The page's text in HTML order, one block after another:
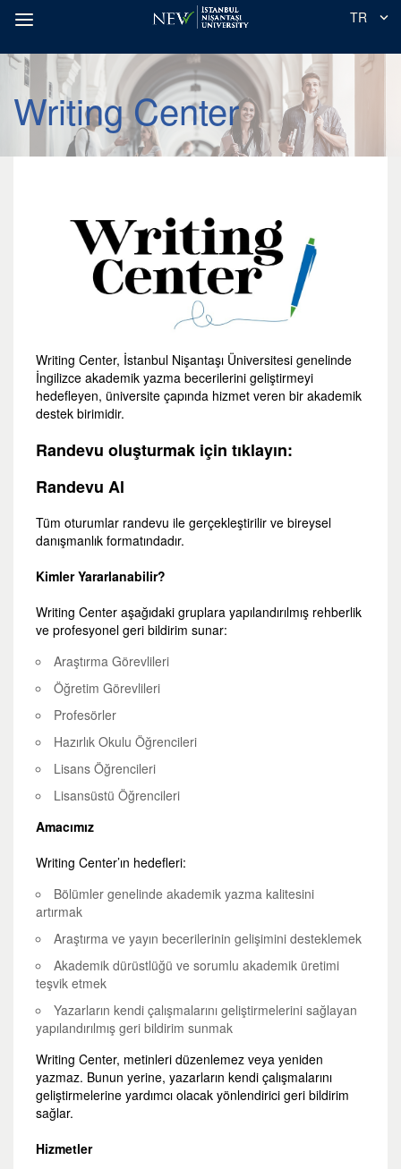
TR
Writing Center
Writing Center, İstanbul Nişantaşı Üniversitesi genelinde
İngilizce akademik yazma becerilerini geliştirmeyi
hedefleyen, üniversite çapında hizmet veren bir akademik
destek birimidir.
Randevu oluşturmak için tıklayın:
Randevu Al
Tüm oturumlar randevu ile gerçekleştirilir ve bireysel
danışmanlık formatındadır.
Kimler Yararlanabilir?
Writing Center aşağıdaki gruplara yapılandırılmış rehberlik
ve profesyonel geri bildirim sunar:
Araştırma Görevlileri
Öğretim Görevlileri
Profesörler
Hazırlık Okulu Öğrencileri
Lisans Öğrencileri
Lisansüstü Öğrencileri
Amacımız
Writing Center’ın hedefleri:
Bölümler genelinde akademik yazma kalitesini
artırmak
Araştırma ve yayın becerilerinin gelişimini desteklemek
Akademik dürüstlüğü ve sorumlu akademik üretimi
teşvik etmek
Yazarların kendi çalışmalarını geliştirmelerini sağlayan
yapılandırılmış geri bildirim sunmak
Writing Center, metinleri düzenlemez veya yeniden
yazmaz. Bunun yerine, yazarların kendi çalışmalarını
geliştirmelerine yardımcı olacak yönlendirici geri bildirim
sağlar.
Hizmetler